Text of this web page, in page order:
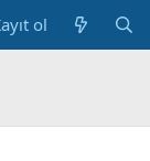
ol